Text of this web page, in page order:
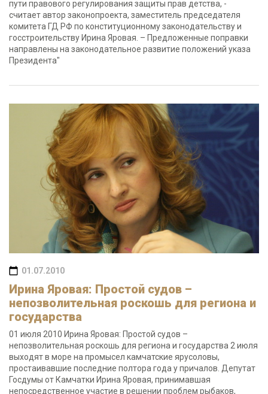
пути правового регулирования защиты прав детства, -
считает автор законопроекта, заместитель председателя
комитета ГД РФ по конституционному законодательству и
госстроительству Ирина Яровая. – Предложенные поправки
направлены на законодательное развитие положений указа
Президента"
01.07.2010
Ирина Яровая: Простой судов –
непозволительная роскошь для региона и
государства
01 июля 2010 Ирина Яровая: Простой судов –
непозволительная роскошь для региона и государства 2 июля
выходят в море на промысел камчатские ярусоловы,
простаивавшие последние полтора года у причалов. Депутат
Госдумы от Камчатки Ирина Яровая, принимавшая
непосредственное участие в решении проблем рыбаков,